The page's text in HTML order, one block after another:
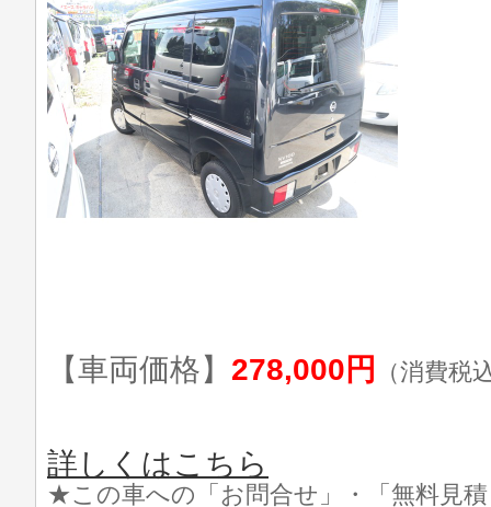
【車両価格】 278,000円 （消費税
詳しくはこちら
★この車への「お問合せ」・「無料見